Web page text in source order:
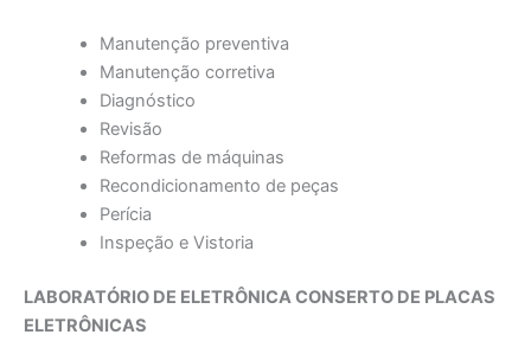
Manutenção preventiva
Manutenção corretiva
Diagnóstico
Revisão
Reformas de máquinas
Recondicionamento de peças
Perícia
Inspeção e Vistoria
LABORATÓRIO DE ELETRÔNICA CONSERTO DE PLACAS
ELETRÔNICAS